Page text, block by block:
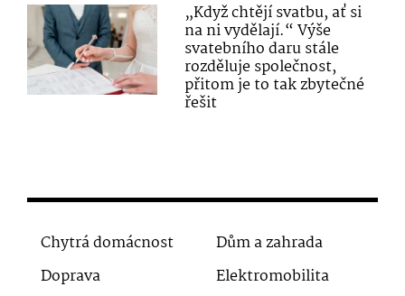
„Když chtějí svatbu, ať si
na ni vydělají.“ Výše
svatebního daru stále
rozděluje společnost,
přitom je to tak zbytečné
řešit
Chytrá domácnost
Dům a zahrada
Doprava
Elektromobilita